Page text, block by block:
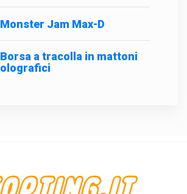
Monster Jam Max-D
Borsa a tracolla in mattoni
olografici